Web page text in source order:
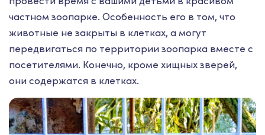
частном зоопарке. Особенность его в том, что
животные не закрыты в клетках, а могут
передвигаться по территории зоопарка вместе с
посетителями. Конечно, кроме хищных зверей,
они содержатся в клетках.